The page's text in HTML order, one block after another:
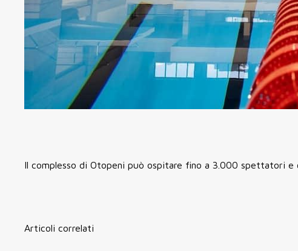
Il complesso di Otopeni può ospitare fino a 3.000 spettatori
Articoli correlati